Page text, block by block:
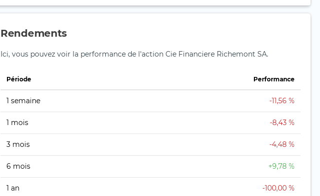
Rendements
Ici, vous pouvez voir la performance de l'action Cie Financiere Richemont SA.
Période Performance
1 semaine -11,56 %
1 mois -8,43 %
3 mois -4,48 %
6 mois +9,78 %
1 an -100,00 %